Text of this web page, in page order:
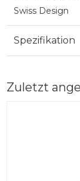
Swiss Design
Spezifikation
Zuletzt